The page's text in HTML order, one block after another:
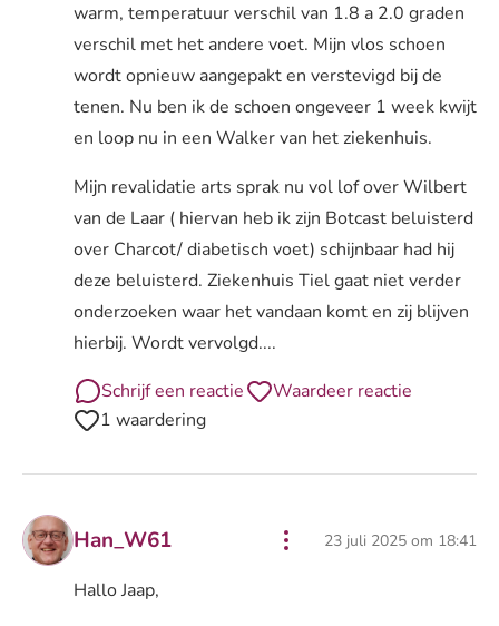
warm, temperatuur verschil van 1.8 a 2.0 graden
verschil met het andere voet. Mijn vlos schoen
wordt opnieuw aangepakt en verstevigd bij de
tenen. Nu ben ik de schoen ongeveer 1 week kwijt
en loop nu in een Walker van het ziekenhuis.
Mijn revalidatie arts sprak nu vol lof over Wilbert
van de Laar ( hiervan heb ik zijn Botcast beluisterd
over Charcot/ diabetisch voet) schijnbaar had hij
deze beluisterd. Ziekenhuis Tiel gaat niet verder
onderzoeken waar het vandaan komt en zij blijven
hierbij. Wordt vervolgd....
Schrijf een reactie
Waardeer reactie
1 waardering
Han_W61 23 juli 2025 om 18:41
Hallo Jaap,